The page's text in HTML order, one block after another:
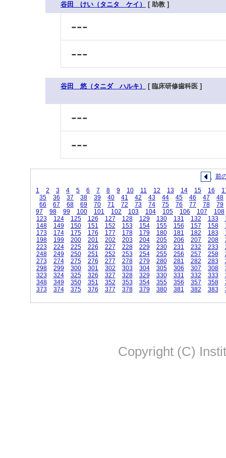
谷田 けい（タニタ ケイ） [ 助教 ]
---
---
谷田 悠（タニダ ハルキ） [ 臨床研修歯科医 ]
---
---
前
1
2 3 4 5 6 7 8 9 10 11 12 13 14 15 16
35
36 37 38 39 40 41 42 43 44 45 46 47
48
66
67 68 69 70 71 72 73 74 75 76 77 78
79
97
98 99 100 101 102 103 104 105 106 107
108
123
124 125 126 127 128 129 130 131 132 133
148
149 150 151 152 153 154 155 156 157 158
173
174 175 176 177 178 179 180 181 182 183
198
199 200 201 202 203 204 205 206 207 208
223
224 225 226 227 228 229 230 231 232 233
248
249 250 251 252 253 254 255 256 257 258
273
274 275 276 277 278 279 280 281 282 283
298
299 300 301 302 303 304 305 306 307 308
323
324 325 326 327 328 329 330 331 332 333
348
349 350 351 352 353 354 355 356 357 358
373
374 375 376 377 378 379 380 381 382 383
Copyright (C)